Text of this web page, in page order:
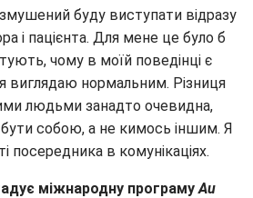
буду виступати відразу
і пацієнта. Для мене це було б
чому в моїй поведінці є
виглядаю нормальним. Різниця
людьми занадто очевидна,
собою, а не кимось іншим. Я
посередника в комунікаціях.
міжнародну програму Au